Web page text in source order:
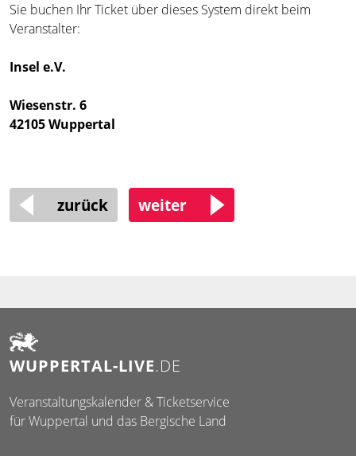
Sie buchen Ihr Ticket über dieses System direkt beim
Veranstalter:
Insel e.V.
Wiesenstr. 6
42105 Wuppertal
zurück weiter
WUPPERTAL-LIVE.DE
Veranstaltungskalender & Ticketservice
für Wuppertal und das Bergische Land